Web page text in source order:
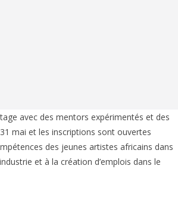
avec des mentors expérimentés et des
mai et les inscriptions sont ouvertes
des jeunes artistes africains dans
et à la création d’emplois dans le